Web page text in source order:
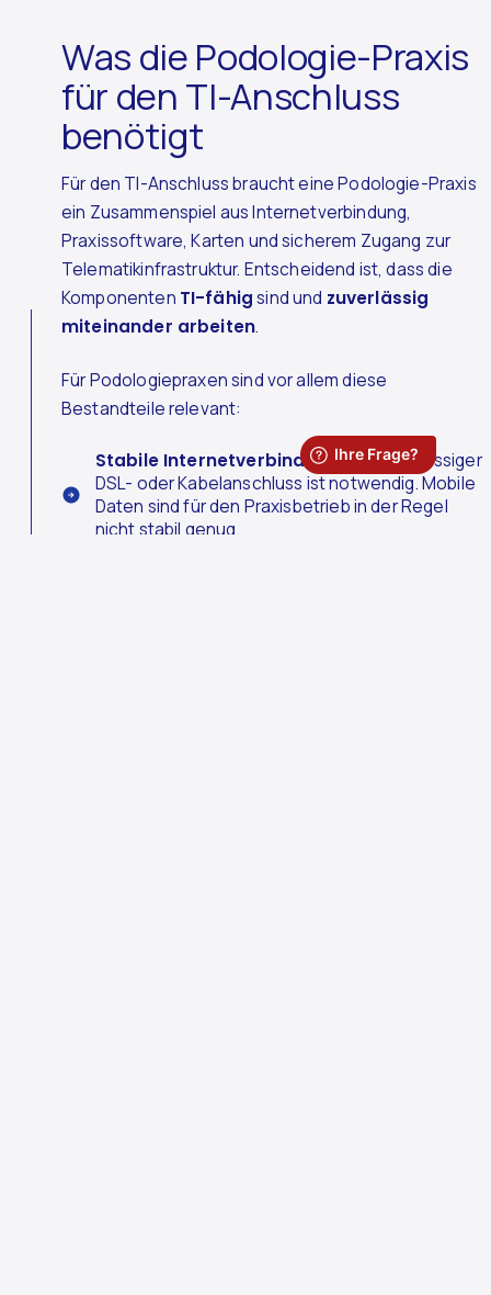
Was die Podologie-Praxis
für den TI-Anschluss
benötigt
Für den TI-Anschluss braucht eine Podologie-Praxis
ein Zusammenspiel aus Internetverbindung,
Praxissoftware, Karten und sicherem Zugang zur
Telematikinfrastruktur. Entscheidend ist, dass die
Komponenten TI-fähigsind und zuverlässig
miteinander arbeiten.
Für Podologiepraxen sind vor allem diese
Bestandteile relevant:
Stabile Internetverbindung:Ein zuverlässiger
DSL- oder Kabelanschluss ist notwendig. Mobile
Daten sind für den Praxisbetrieb in der Regel
nicht stabil genug.